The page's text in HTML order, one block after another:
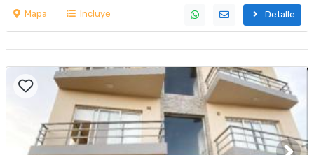
Mapa Incluye Detalle